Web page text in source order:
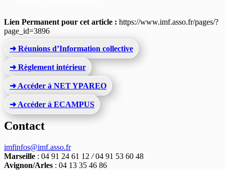
Lien Permanent pour cet article : https://www.imf.asso.fr/pages/?
page_id=3896
➜ Réunions d’Information collective
➜ Règlement intérieur
➜ Accéder à NET YPAREO
➜ Accéder à ECAMPUS
Contact
imfinfos@imf.asso.fr
Marseille : 04 91 24 61 12 /04 91 53 60 48
Avignon/Arles : 04 13 35 46 86